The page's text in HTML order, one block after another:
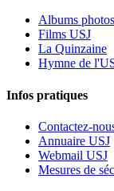
Albums photos
Films USJ
La Quinzaine
Hymne de
Infos pratiques
Contactez-
Annuaire USJ
Webmail USJ
Mesures de